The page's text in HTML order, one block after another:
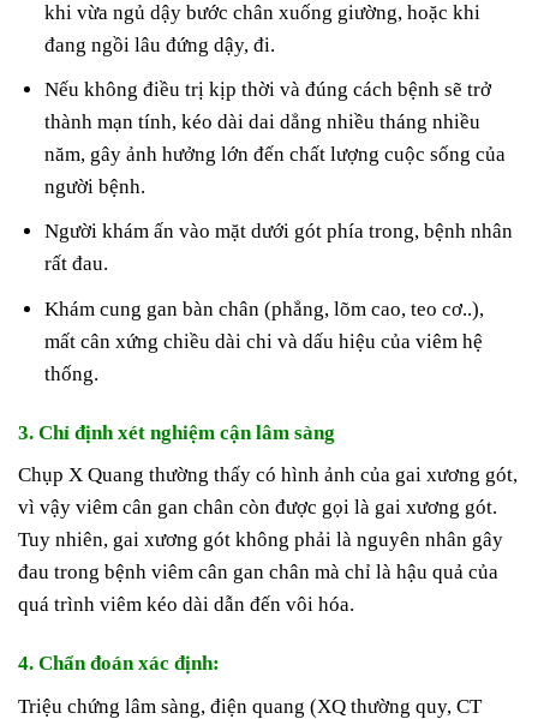
khi vừa ngủ dậy bước chân xuống giường, hoặc khi
đang ngồi lâu đứng dậy, đi.
Nếu không điều trị kịp thời và đúng cách bệnh sẽ trở
thành mạn tính, kéo dài dai dẳng nhiều tháng nhiều
năm, gây ảnh hưởng lớn đến chất lượng cuộc sống của
người bệnh.
Người khám ấn vào mặt dưới gót phía trong, bệnh nhân
rất đau.
Khám cung gan bàn chân (phẳng, lõm cao, teo cơ..),
mất cân xứng chiều dài chi và dấu hiệu của viêm hệ
thống.
3. Chỉ định xét nghiệm cận lâm sàng
Chụp X Quang thường thấy có hình ảnh của gai xương gót,
vì vậy viêm cân gan chân còn được gọi là gai xương gót.
Tuy nhiên, gai xương gót không phải là nguyên nhân gây
đau trong bệnh viêm cân gan chân mà chỉ là hậu quả của
quá trình viêm kéo dài dẫn đến vôi hóa.
4. Chẩn đoán xác định:
Triệu chứng lâm sàng, điện quang (XQ thường quy, CT